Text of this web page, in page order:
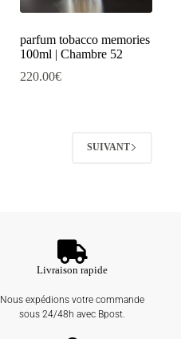
parfum tobacco memories
100ml | Chambre 52
220.00€
SUIVANT
Livraison rapide
Nous expédions votre commande
sous 24/48h avec Bpost.